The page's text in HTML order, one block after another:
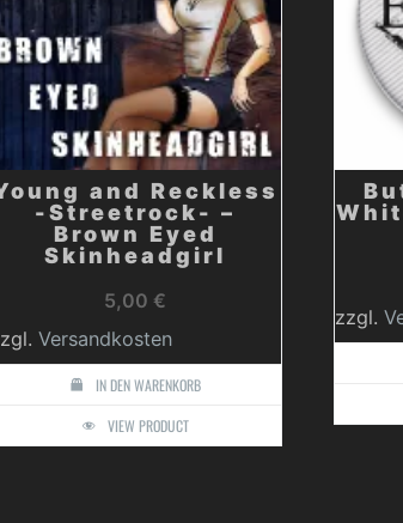
and Reckless
-Streetrock- –
Brown Eyed
Skinheadgirl
5,00€
Versandkosten
IN DEN WARENKORB
VIEW PRODUCT
zzgl.